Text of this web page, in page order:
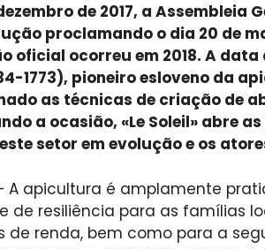
de 2017, a
proclamando o dia 20 de
oficial ocorreu em 2018. A
1773), pioneiro esloveno da
as técnicas de criação de
a ocasião, «Le Soleil» abre
setor em evolução e os
– A apicultura é amplamente
de resiliência para as famílias
de renda, bem como para a